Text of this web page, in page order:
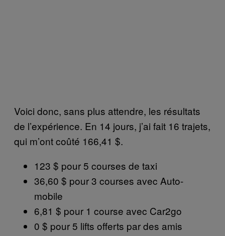
Voici donc, sans plus attendre, les résultats
de l’expérience. En 14 jours, j’ai fait 16 trajets,
qui m’ont coûté 166,41 $.
123 $ pour 5 courses de taxi
36,60 $ pour 3 courses avec Auto-
mobile
6,81 $ pour 1 course avec Car2go
0 $ pour 5 lifts offerts par des amis